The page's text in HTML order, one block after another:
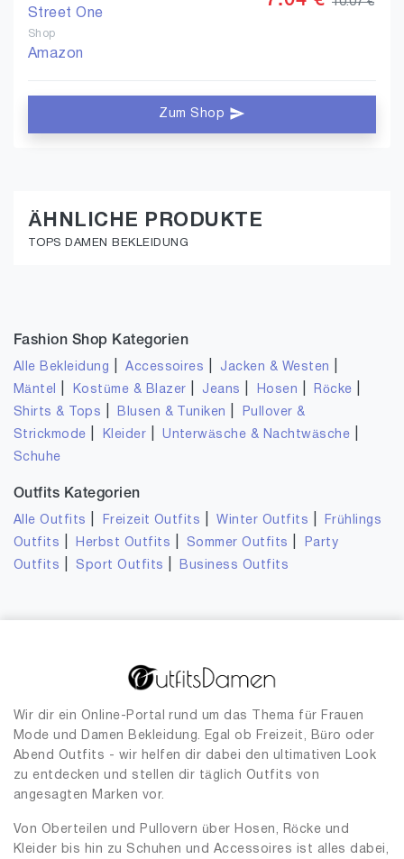
Street One
Shop
Amazon
Zum Shop
ÄHNLICHE PRODUKTE
TOPS DAMEN BEKLEIDUNG
Fashion Shop Kategorien
Alle Bekleidung |Accessoires Jacken & Westen
Mäntel Kostüme & Blazer Jeans Hosen Röcke
Shirts & Tops Blusen & Tuniken
Pullover &
Strickmode
Kleider |Unterwäsche & Nachtwäsche
Schuhe
Outfits Kategorien
Alle Outfits Freizeit Outfits |Winter Outfits
Frühlings
Outfits
Herbst Outfits Sommer Outfits
Party
Outfits
Sport Outfits Business Outfits
Wir dir ein Online-Portal rund um das Thema für Frauen
Mode und Damen Bekleidung. Egal ob Freizeit, Büro oder
Abend Outfits - wir helfen dir dabei den ultimativen Look
zu entdecken und stellen dir täglich Outfits von
angesagten Marken vor.
Von Oberteilen und Pullovern über Hosen, Röcke und
Kleider bis hin zu Schuhen und Accessoires ist alles dabei,